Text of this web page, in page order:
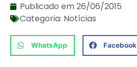
Publicado em26/06/2015
Categoria: Notícias
WhatsApp Facebook